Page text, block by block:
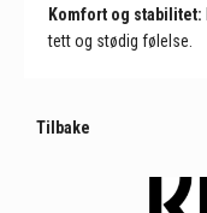
Komfort og stabilitet:
tett og stødig følelse.
Tilbake